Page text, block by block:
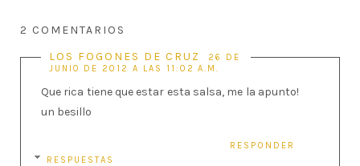
2 COMENTARIOS
LOS FOGONES DE CRUZ
26 DE
JUNIO DE 2012 A LAS 11:02 A.M.
Que rica tiene que estar esta salsa, me la apunto!
un besillo
RESPONDER
RESPUESTAS